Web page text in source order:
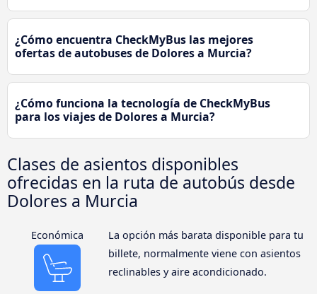
¿Cómo encuentra CheckMyBus las mejores
ofertas de autobuses de Dolores a Murcia?
¿Cómo funciona la tecnología de CheckMyBus
para los viajes de Dolores a Murcia?
Clases de asientos disponibles
ofrecidas en la ruta de autobús desde
Dolores a Murcia
Económica
La opción más barata disponible para tu
billete, normalmente viene con asientos
reclinables y aire acondicionado.